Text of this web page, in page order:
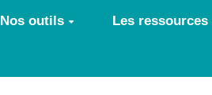
Nos outils Les ressources